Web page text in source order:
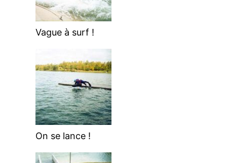
Vague à surf !
On se lance !